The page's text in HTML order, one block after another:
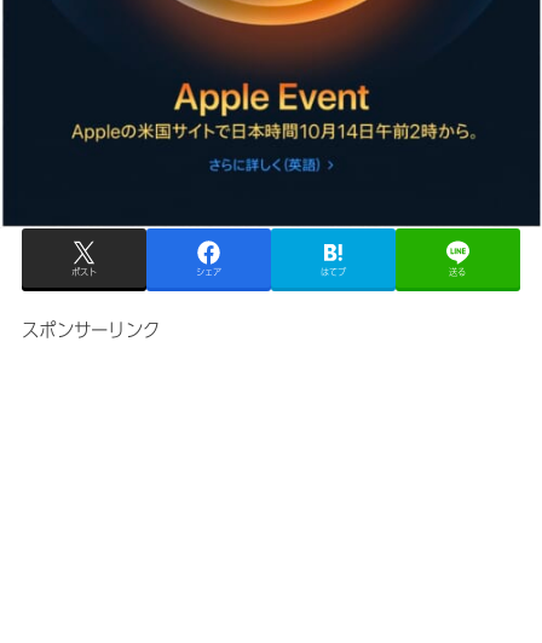
ポスト シェア はてブ 送る
スポンサーリンク